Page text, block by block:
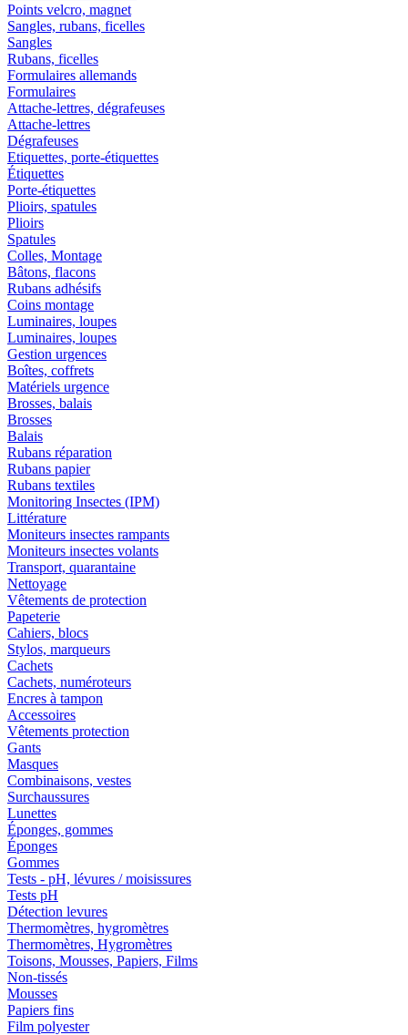
Points velcro, magnet
Sangles, rubans, ficelles
Sangles
Rubans, ficelles
Formulaires allemands
Formulaires
Attache-lettres, dégrafeuses
Attache-lettres
Dégrafeuses
Etiquettes, porte-étiquettes
Étiquettes
Porte-étiquettes
Plioirs, spatules
Plioirs
Spatules
Colles, Montage
Bâtons, flacons
Rubans adhésifs
Coins montage
Luminaires, loupes
Luminaires, loupes
Gestion urgences
Boîtes, coffrets
Matériels urgence
Brosses, balais
Brosses
Balais
Rubans réparation
Rubans papier
Rubans textiles
Monitoring Insectes (IPM)
Littérature
Moniteurs insectes rampants
Moniteurs insectes volants
Transport, quarantaine
Nettoyage
Vêtements de protection
Papeterie
Cahiers, blocs
Stylos, marqueurs
Cachets
Cachets, numéroteurs
Encres à tampon
Accessoires
Vêtements protection
Gants
Masques
Combinaisons, vestes
Surchaussures
Lunettes
Éponges, gommes
Éponges
Gommes
Tests - pH, lévures / moisissures
Tests pH
Détection levures
Thermomètres, hygromètres
Thermomètres, Hygromètres
Toisons, Mousses, Papiers, Films
Non-tissés
Mousses
Papiers fins
Film polyester